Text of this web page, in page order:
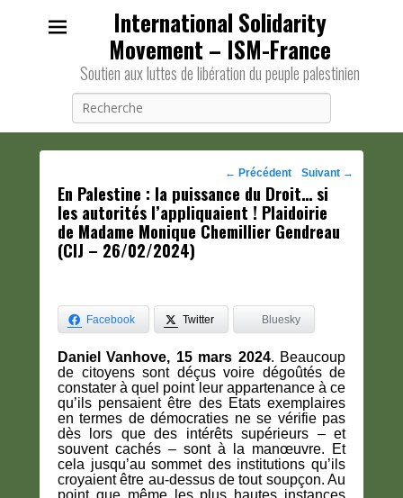
International Solidarity
Movement – ISM-France
Soutien aux luttes de libération du peuple palestinien
Navigation
des
posts
← Précédent Suivant →
En Palestine : la puissance du Droit… si
les autorités l’appliquaient ! Plaidoirie
de Madame Monique Chemillier Gendreau
(CIJ – 26/02/2024)
Facebook Twitter Bluesky
Daniel Vanhove, 15 mars 2024. Beaucoup
de citoyens sont déçus voire dégoûtés de
constater à quel point leur appartenance à ce
qu’ils pensaient être des Etats exemplaires
en termes de démocraties ne se vérifie pas
dès lors que des intérêts supérieurs – et
souvent cachés – sont à la manœuvre. Et
cela jusqu’au sommet des institutions qu’ils
croyaient être au-dessus de tout soupçon. Au
point que même les plus hautes instances